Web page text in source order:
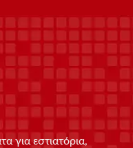
για εστιατόρια,